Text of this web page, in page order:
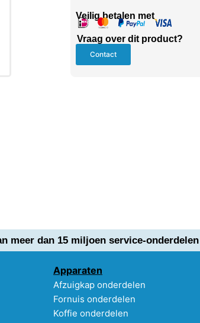
Veilig betalen met
Vraag over dit product?
Contact
meer dan 15 miljoen service-
Apparaten
Afzuigkap onderdelen
Fornuis onderdelen
Koffie onderdelen